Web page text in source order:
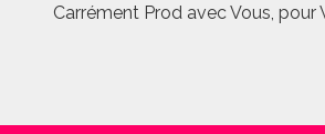
Carrément Prod avec Vous, pour